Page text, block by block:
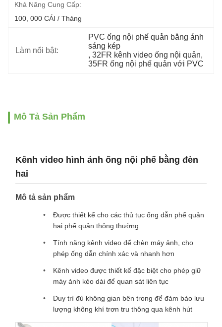
Khả Năng Cung Cấp:
100, 000 CÁI / Tháng
Làm nổi bật:
PVC ống nội phế quản bằng ánh
sáng kép
, 32FR kênh video ống nội quản,
35FR ống nội phế quản với PVC
Mô Tả Sản Phẩm
Kênh video hình ảnh ống nội phế bằng đèn
hai
Mô tả sản phẩm
Được thiết kế cho các thủ tục ống dẫn phế quản
hai phế quản thông thường
Tính năng kênh video để chèn máy ảnh, cho
phép ống dẫn chính xác và nhanh hơn
Kênh video được thiết kế đặc biệt cho phép giữ
máy ảnh kéo dài để quan sát liên tục
Duy trì đủ không gian bên trong để đảm bảo lưu
lượng không khí trơn tru thông qua kênh hút